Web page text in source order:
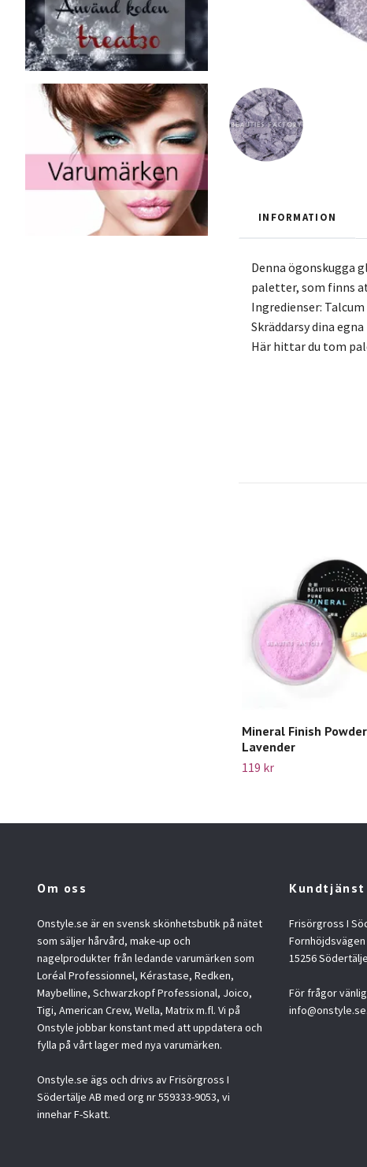
INFORMATION
Denna ögonskugga
paletter, som finns
Ingredienser:
Skräddarsy dina
Här hittar du tom
Mineral Finish
Lavender
119 kr
Om oss
Onstyle.se är en svensk skönhetsbutik på nätet
som säljer hårvård, make-up och
nagelprodukter från ledande varumärken som
Loréal Professionnel, Kérastase, Redken,
Maybelline, Schwarzkopf Professional, Joico,
Tigi, American Crew, Wella, Matrix m.fl. Vi på
Onstyle jobbar konstant med att uppdatera och
fylla på vårt lager med nya varumärken.
Onstyle.se ägs och drivs av Frisörgross I
Södertälje AB med org nr 559333-9053, vi
innehar F-Skatt.
Kundtjänst
Frisörgross I
Fornhöjdsvägen
15256 Södertälje
För frågor
info@onstyle.se